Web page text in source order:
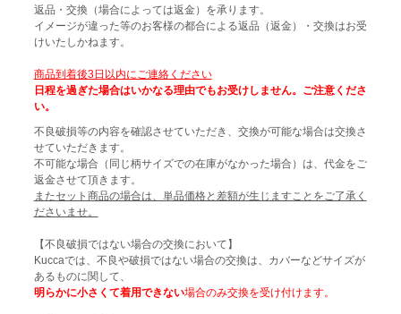
返品・交換（場合によっては返金）を承ります。
イメージが違った等のお客様の都合による返品（返金）・交換はお受
けいたしかねます。
商品到着後3日以内にご連絡ください
日程を過ぎた場合はいかなる理由でもお受けしません。ご注意くださ
い。
不良破損等の内容を確認させていただき、交換が可能な場合は交換さ
せていただきます。
不可能な場合（同じ柄サイズでの在庫がなかった場合）は、代金をご
返金させて頂きます。
またセット商品の場合は、単品価格と差額が生じますことをご了承く
ださいませ。
【不良破損ではない場合の交換において】
Kuccaでは、不良や破損ではない場合の交換は、カバーなどサイズが
あるものに関して、
明らかに小さくて着用できない場合のみ交換を受け付けます。